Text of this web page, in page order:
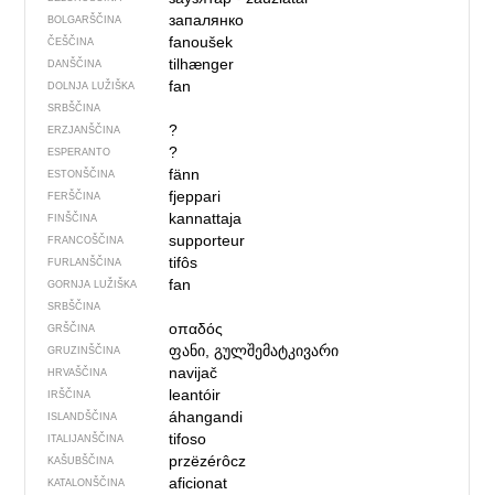
BOLGARŠČINA запалянко
ČEŠČINA fanoušek
DANŠČINA tilhænger
DOLNJA LUŽIŠKA
SRBŠČINA
fan
ERZJANŠČINA ?
ESPERANTO ?
ESTONŠČINA fänn
FERŠČINA fjeppari
FINŠČINA kannattaja
FRANCOŠČINA supporteur
FURLANŠČINA tifôs
GORNJA LUŽIŠKA
SRBŠČINA
fan
GRŠČINA οπαδός
GRUZINŠČINA ფანი, გულშემატკივარი
HRVAŠČINA navijač
IRŠČINA leantóir
ISLANDŠČINA áhangandi
ITALIJANŠČINA tifoso
KAŠUBŠČINA przëzérôcz
KATALONŠČINA aficionat